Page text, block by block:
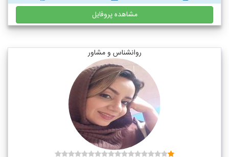
مشاهده پروفایل
روانشناس و مشاور